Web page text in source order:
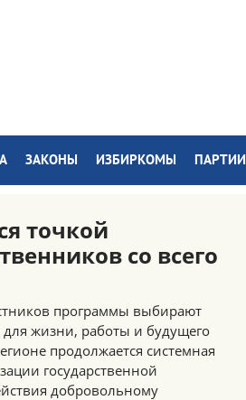
ЗАКОНЫ ИЗБИРКОМЫ ПАРТИИ
точкой
со всего
программы выбирают
жизни, работы и будущего
продолжается системная
государственной
добровольному